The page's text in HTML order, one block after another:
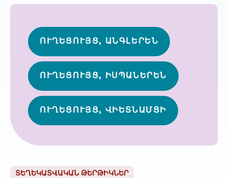
ՈՒՂԵՑՈՒՅՑ, ԱՆԳԼԵՐԵՆ
ՈՒՂԵՑՈՒՅՑ, ԻՍՊԱՆԵՐԵՆ
ՈՒՂԵՑՈՒՅՑ, ՎԻԵՏՆԱՄՑԻ
ՏԵՂԵԿԱՏՎԱԿԱՆ ԹԵՐԹԻԿՆԵՐ